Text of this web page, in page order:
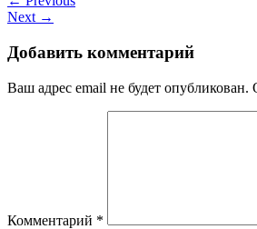
Next →
Добавить комментарий
Ваш адрес email не будет опубликован.
Комментарий *